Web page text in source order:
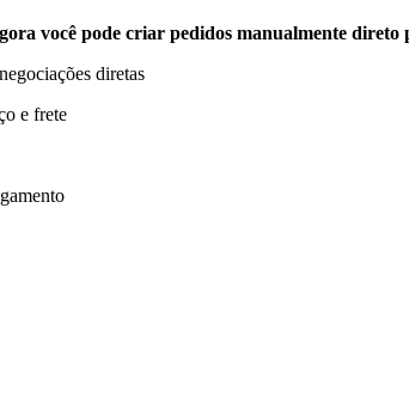
você pode criar pedidos manualmente direto
diretas
e frete